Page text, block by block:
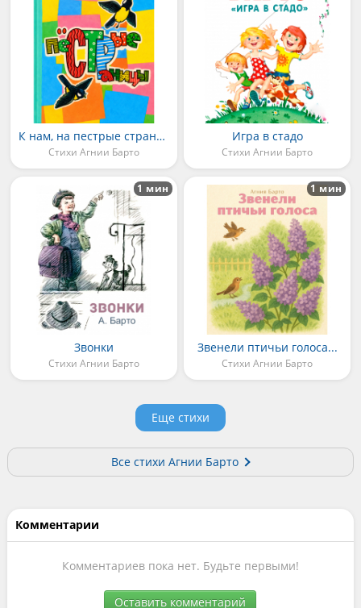
К нам, на пестрые страницы, прилетели две синицы
Стихи Агнии Барто
Игра в стадо
Стихи Агнии Барто
Звонки
Стихи Агнии Барто
1 мин
Звенели птичьи голоса...
Стихи Агнии Барто
1 мин
Еще стихи
Все стихи Агнии Барто
Комментарии
Комментариев пока нет. Будьте первыми!
Оставить комментарий